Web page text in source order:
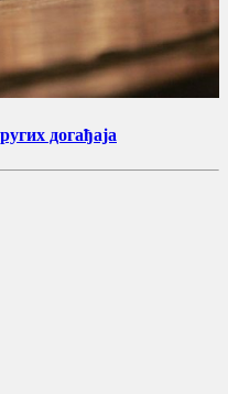
догађаја